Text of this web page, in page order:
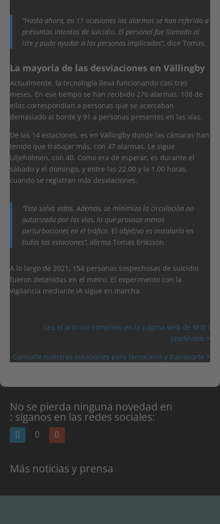
"Hasta ahora, en 11 ocasiones las alarmas se han referido a
presuntos intentos de suicidio. El personal fue llamado al
iste y pudo ayudar a las personas implicadas", dice Tomas.
La mayoría de las desviaciones en Vällingby
Actualmente, la tecnología lleva funcionando casi tres
meses. En ese tiempo se han recibido 276 alarmas. 108 de
ellas correspondían a personas que se acercaban
demasiado al borde y 91 a personas presentes en las vías.
De las 14 estaciones, es en Vällingby donde las cámaras han
tenido que trabajar más, con 47 alarmas. Le sigue
Liljeholmen, con 40. Como era de esperar, es durante el
sábado y el domingo, y entre las 22.00 y la 1.00 horas,
cuando se registran más desviaciones.
"Esto salva vidas. Además, se minimiza la circulación no
autorizada por las vías, lo que provoca menos
perturbaciones en el tráfico. El objetivo es instalarlo en
todas las estaciones", afirma Tomas Eriksson.
A lo largo de 2021, 154 personas sospechosas de suicidio
fueron detenidas en el metro. El experimento con la
vigilancia mediante IA sigue en marcha.
Lea el artículo completo en la página web de Mitt i
Stockholm >
Consulte nuestras soluciones para ferrocarril y transporte >
No se pierda ninguna novedad en
: síganos en las redes sociales:
Más noticias y prensa